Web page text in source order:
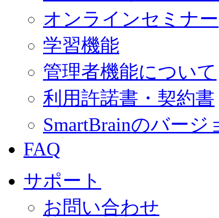
オンラインセミナー
学習機能
管理者機能について
利用許諾書・契約書
SmartBrainのバー
FAQ
サポート
お問い合わせ